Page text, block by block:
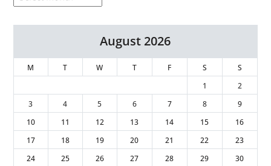
August 2026
M T W T F S
S
1
2
3
4 5 6 7 8
9
10
11 12 13 14 15
16
17
18 19 20 21 22
23
24
25 26 27 28 29 30